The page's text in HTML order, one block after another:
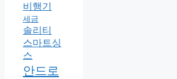
비행기
세금
솔리티
스마트싱
스
안드로